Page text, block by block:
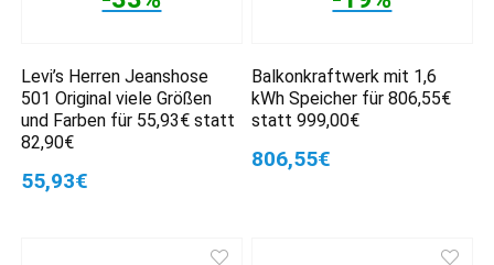
Levi’s Herren Jeanshose
501 Original viele Größen
und Farben für 55,93€ statt
82,90€
55,93€
Balkonkraftwerk mit 1,6
kWh Speicher für 806,55€
statt 999,00€
806,55€